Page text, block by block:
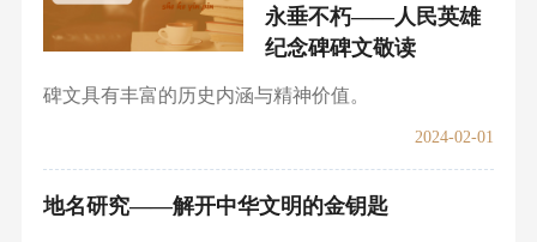
永垂不朽——人民英雄
纪念碑碑文敬读
碑文具有丰富的历史内涵与精神价值。
2024-02-01
地名研究——解开中华文明的金钥匙